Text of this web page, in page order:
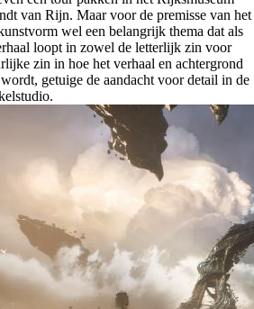
van Rijn. Maar voor de premisse van het
wel een belangrijk thema dat als
loopt in zowel de letterlijk zin voor
zin in hoe het verhaal en achtergrond
getuige de aandacht voor detail in de